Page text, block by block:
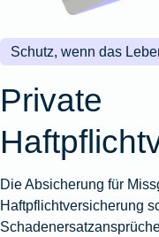
Zur
Schutz, wenn das
Private
Die Absicherung für
Haftpflichtversicherung